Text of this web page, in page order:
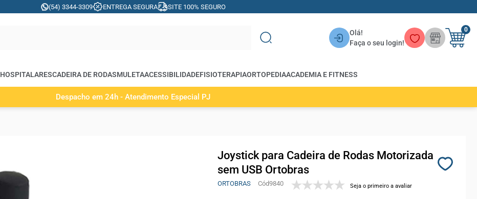
(54) 3344-3309 ENTREGA SEGURA SITE 100% SEGURO
Olá!
Faça o seu login!
0
HOSPITALARESCADEIRA DE RODASMULETAACESSIBILIDADEFISIOTERAPIAORTOPEDIAACADEMIA E FITNESS
Despacho em 24h - Atendimento Especial PJ
Joystick para Cadeira de Rodas Motorizada
sem USB Ortobras
ORTOBRAS 9840 Seja o primeiro a avaliar